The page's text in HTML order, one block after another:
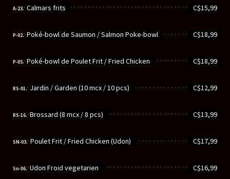
A-23. C$15,99
Calmars frits
P-02. C$18,99
Poké-bowl de Saumon / Salmon Poke-bowl
P-05. C$18,99
Poké-bowl de Poulet Frit / Fried Chicken
RS-01. C$12,99
Jardin / Garden (10 mcx / 10 pcs)
RS-16. C$13,99
Brossard (8 mcx / 8 pcs)
SN-03. C$17,99
Poulet Frit / Fried Chicken (Udon)
Sn-06. C$16,99
Udon Froid vegetarien